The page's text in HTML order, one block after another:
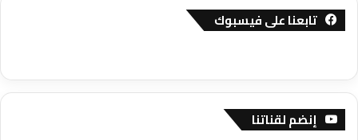
تابعنا على فيسبوك
إنضم لقناتنا